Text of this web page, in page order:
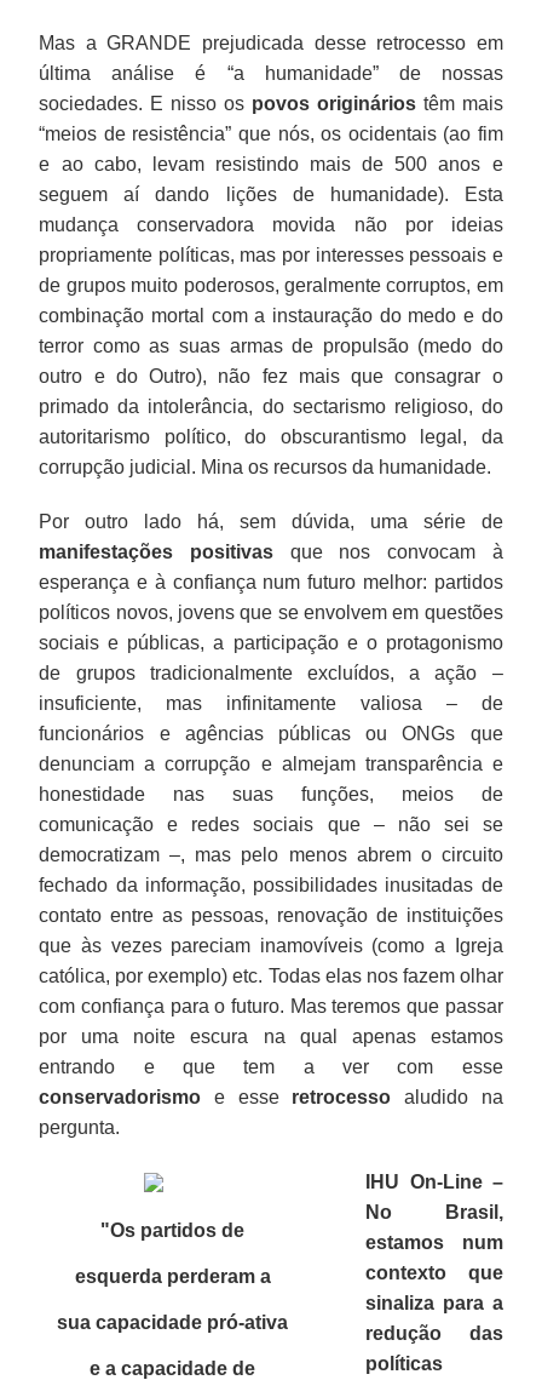
Mas a GRANDE prejudicada desse retrocesso em
última análise é “a humanidade” de nossas
sociedades. E nisso os povos origináriostêm mais
“meios de resistência” que nós, os ocidentais (ao fim
e ao cabo, levam resistindo mais de 500 anos e
seguem aí dando lições de humanidade). Esta
mudança conservadora movida não por ideias
propriamente políticas, mas por interesses pessoais e
de grupos muito poderosos, geralmente corruptos, em
combinação mortal com a instauração do medo e do
terror como as suas armas de propulsão (medo do
outro e do Outro), não fez mais que consagrar o
primado da intolerância, do sectarismo religioso, do
autoritarismo político, do obscurantismo legal, da
corrupção judicial. Mina os recursos da humanidade.
Por outro lado há, sem dúvida, uma série de
manifestações positivas que nos convocam à
esperança e à confiança num futuro melhor: partidos
políticos novos, jovens que se envolvem em questões
sociais e públicas, a participação e o protagonismo
de grupos tradicionalmente excluídos, a ação –
insuficiente, mas infinitamente valiosa – de
funcionários e agências públicas ou ONGs que
denunciam a corrupção e almejam transparência e
honestidade nas suas funções, meios de
comunicação e redes sociais que – não sei se
democratizam –, mas pelo menos abrem o circuito
fechado da informação, possibilidades inusitadas de
contato entre as pessoas, renovação de instituições
que às vezes pareciam inamovíveis (como a Igreja
católica, por exemplo) etc. Todas elas nos fazem olhar
com confiança para o futuro. Mas teremos que passar
por uma noite escura na qual apenas estamos
entrando e que tem a ver com esse
conservadorismo e esse retrocesso aludido na
pergunta.
"Os partidos de
esquerda perderam a
sua capacidade pró-ativa
e a capacidade de
IHU On-Line –
No Brasil,
estamos num
contexto que
sinaliza para a
redução das
políticas